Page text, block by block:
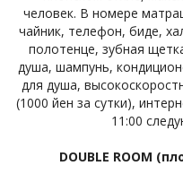
человек. В номере
чайник, телефон, биде,
полотенце, зубная
душа, шампунь,
для душа,
(1000 йен за сутки),
11:00
DOUBLE ROOM